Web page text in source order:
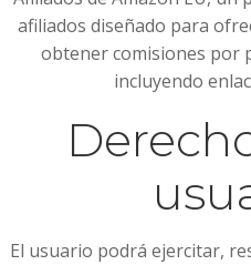
afiliados diseñado para
obtener comisiones por
incluyendo
El usuario podrá ejercitar,